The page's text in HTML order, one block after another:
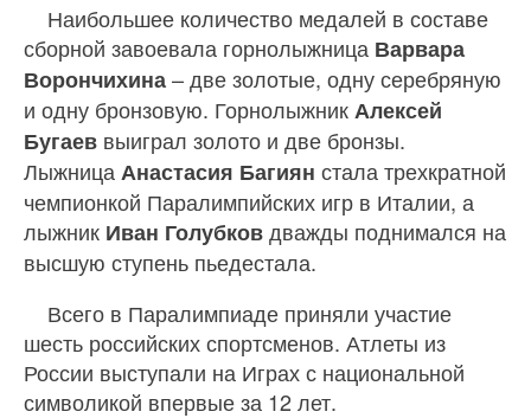
Наибольшее количество медалей в составе
сборной завоевала горнолыжница Варвара
Ворончихина– две золотые, одну серебряную
и одну бронзовую. ГорнолыжникАлексей
Бугаев выиграл золото и две бронзы.
Лыжница Анастасия Багиян стала трехкратной
чемпионкой Паралимпийских игр в Италии, а
лыжник Иван Голубковдважды поднимался на
высшую ступень пьедестала.
Всего в Паралимпиаде приняли участие
шесть российских спортсменов. Атлеты из
России выступали на Играх с национальной
символикой впервые за 12 лет.